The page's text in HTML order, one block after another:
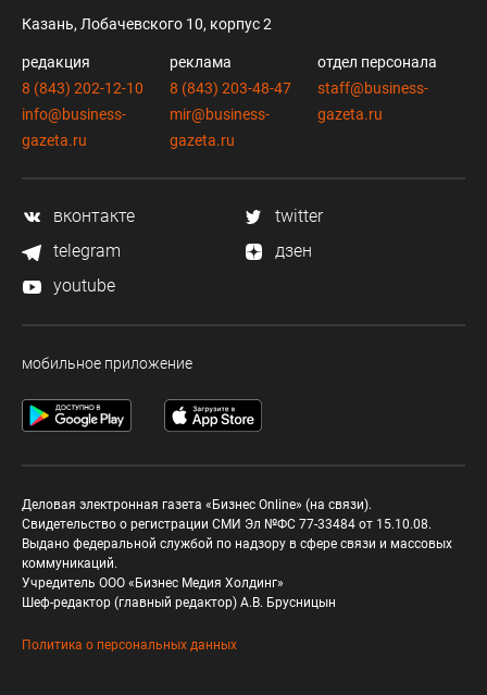
Казань, Лобачевского 10, корпус 2
редакция
8 (843) 202-12-10
info@business-
gazeta.ru
реклама
8 (843) 203-48-47
mir@business-
gazeta.ru
отдел персонала
staff@business-
gazeta.ru
вконтакте
twitter
telegram
дзен
youtube
мобильное приложение
Деловая электронная газета «Бизнес Online» (на связи).
Свидетельство о регистрации СМИ Эл №ФС 77-33484 от 15.10.08.
Выдано федеральной службой по надзору в сфере связи и массовых
коммуникаций.
Учредитель ООО «Бизнес Медия Холдинг»
Шеф-редактор (главный редактор) А.В. Брусницын
Политика о персональных данных